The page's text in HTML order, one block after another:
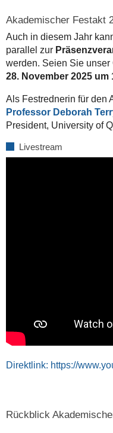
Akademischer Festakt
Auch in diesem Jahr
parallel zur
werden. Seien Sie
28. November 2025 um
Als Festrednerin für den
Professor Deborah
President, University of
Livestream
Direktlink: https://
Rückblick